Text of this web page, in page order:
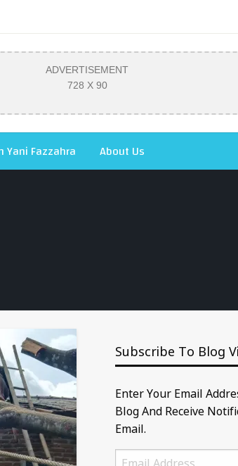
ADVERTISEMENT
728 X 90
Yani Fazzahra About Us
Subscribe To Blog
Enter Your Email
Blog And Receive
Email.
Email